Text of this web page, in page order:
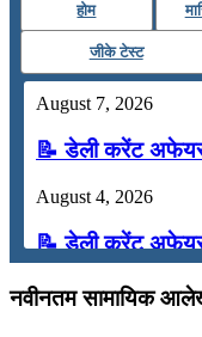
होम
जीके टेस्ट
August 7, 2026
📝 डेली करेंट
August 4, 2026
📝 डेली करेंट
July 31, 2026
नवीनतम सामायिक